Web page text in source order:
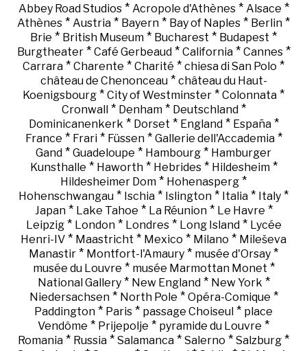
Abbey Road Studios* Acropole d'Athènes* Alsace *
Athènes * Austria * Bayern * Bay of Naples * Berlin *
Brie * British Museum * Bucharest * Budapest *
Burgtheater* Café Gerbeaud* California* Cannes*
Carrara * Charente * Charité * chiesa di San Polo *
château de Chenonceau* château du Haut-
Koenigsbourg * City of Westminster * Colonnata *
Cronwall * Denham* Deutschland*
Dominicanenkerk * Dorset * England* España*
France * Frari* Füssen* Gallerie dell'Accademia*
Gand * Guadeloupe * Hambourg * Hamburger
Kunsthalle * Haworth* Hebrides* Hildesheim*
Hildesheimer Dom * Hohenasperg *
Hohenschwangau * Ischia * Islington * Italia * Italy *
Japan* Lake Tahoe * La Réunion* Le Havre *
Leipzig* London* Londres* Long Island* Lycée
Henri-IV * Maastricht * Mexico * Milano * Mileševa
Manastir * Montfort-l'Amaury * musée d'Orsay *
musée du Louvre * musée Marmottan Monet *
National Gallery* New England* New York *
Niedersachsen* North Pole * Opéra-Comique *
Paddington * Paris * passage Choiseul * place
Vendôme * Prijepolje * pyramide du Louvre *
Romania * Russia * Salamanca * Salerno * Salzburg *